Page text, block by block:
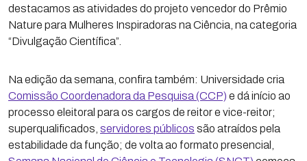
destacamos as atividades do projeto vencedor do Prêmio
Nature para Mulheres Inspiradoras na Ciência, na categoria
“Divulgação Científica”.
Na edição da semana, confira também: Universidade cria
Comissão Coordenadora da Pesquisa (CCP) e dá início ao
processo eleitoral para os cargos de reitor e vice-reitor;
superqualificados, servidores públicos são atraídos pela
estabilidade da função; de volta ao formato presencial,